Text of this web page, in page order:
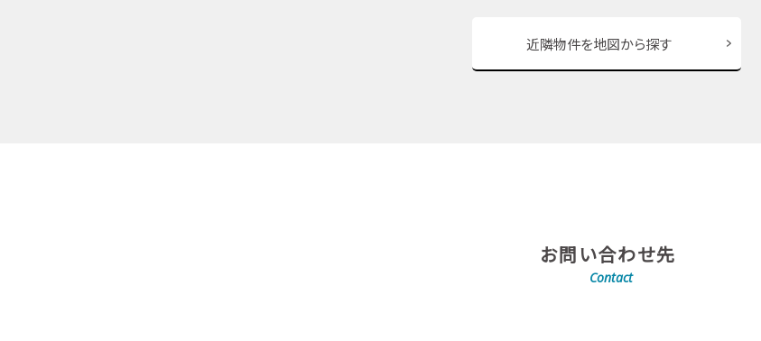
近隣物件を地図から探す
お問い合わせ先
Contact